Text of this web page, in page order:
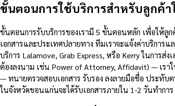
ขั้นตอนการใช้บริการสำหรับลูกค้
ขั้นตอนการรับบริการของเรามี 5 ขั้นตอนหลัก เพื่อให้ลู
เอกสารและประเทศปลายทาง ทีมเราจะแจ้งค่าบริการ
บริการ Lalamove, Grab Express, หรือ Kerry ในกา
ต้องลงนาม เช่น Power of Attorney, Affidavit) — เร
— ทนายตรวจสอบเอกสาร รับรอง ลงลายมือชื่อ ประทั
ในจังหวัดขอนแก่นจะได้รับเอกสารภายใน 1-2 วันทำการ